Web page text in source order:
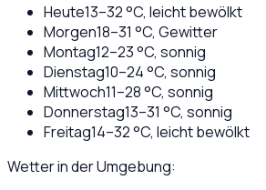
Heute13–32°C, leicht bewölkt
Morgen18–31 °C, Gewitter
Montag12–23°C, sonnig
Dienstag10–24°C, sonnig
Mittwoch11–28°C, sonnig
Donnerstag13–31 °C, sonnig
Freitag14–32°C, leicht bewölkt
Wetter in der Umgebung: